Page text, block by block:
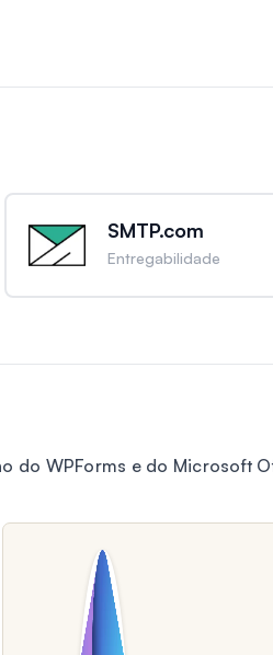
SMTP.com
Entregabilidade
do WPForms e do Microsoft